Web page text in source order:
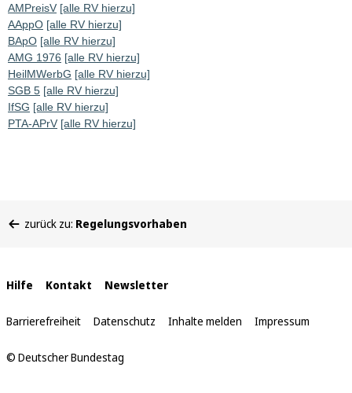
AMPreisV [alle RV hierzu]
AAppO [alle RV hierzu]
BApO [alle RV hierzu]
AMG 1976 [alle RV hierzu]
HeilMWerbG [alle RV hierzu]
SGB 5 [alle RV hierzu]
IfSG [alle RV hierzu]
PTA-APrV [alle RV hierzu]
befinden
zurück zu: Regelungsvorhaben
Interne
Links
Hilfe Kontakt Newsletter
Barrierefreiheit Datenschutz Inhalte melden Impressum
© Deutscher Bundestag